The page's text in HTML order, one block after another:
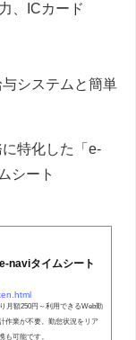
、ICカード
システムと簡単
特化した「e-
シート
naviタイムシート
月額250円～利用できるWeb勤
作業が不要。勤怠状況をリア
も可能です。